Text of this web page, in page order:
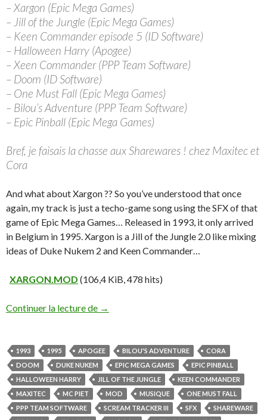
– Xargon (Epic Mega Games)
– Jill of the Jungle (Epic Mega Games)
– Keen Commander episode 5 (ID Software)
– Halloween Harry (Apogee)
– Xeen Commander (PPP Team Software)
– Doom (ID Software)
– One Must Fall (Epic Mega Games)
– Bilou’s Adventure (PPP Team Software)
– Epic Pinball (Epic Mega Games)
Bref, je faisais la chasse aux Sharewares ! chez Maxitec et
Cora
And what about Xargon ?? So you’ve understood that once
again, my track is just a techo-game song using the SFX of that
game of Epic Mega Games… Released in 1993, it only arrived
in Belgium in 1995. Xargon is a Jill of the Jungle 2.0 like mixing
ideas of Duke Nukem 2 and Keen Commander…
XARGON.MOD (106,4 KiB, 478 hits)
Continuer la lecture de →
1993 1995 APOGEE BILOU'S ADVENTURE
CORA
DOOM
DUKE NUKEM EPIC MEGA GAMES
EPIC PINBALL
HALLOWEEN HARRY
JILL OF THE JUNGLE
KEEN COMMANDER
MAXITEC
MC PIET MOD MUSIQUE
ONE MUST FALL
PPP TEAM SOFTWARE
SCREAM TRACKER III SFX
SHAREWARE